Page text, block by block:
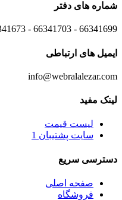
شماره های دفتر
66341699 - 66341703 - 66341673 - 66341743
ایمیل های ارتباطی
info@webralalezar.com
لینک مفید
لیست قیمت
سایت پشتیبان 1
دسترسی سریع
صفحه اصلی
فروشگاه